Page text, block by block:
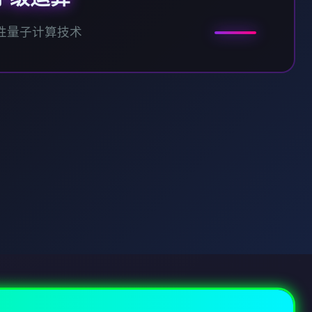
量子计算技术